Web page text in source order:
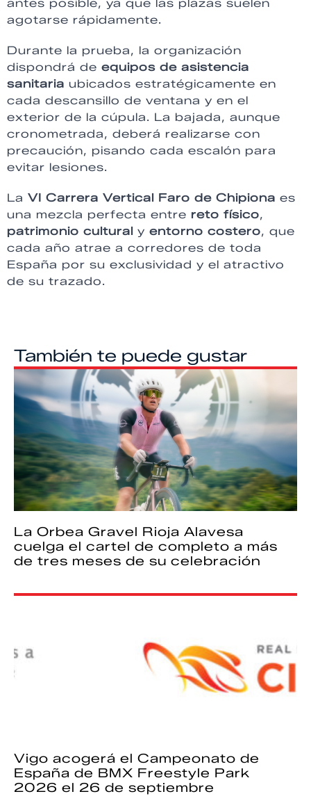
antes posible, ya que las plazas suelen
agotarse rápidamente.
Durante la prueba, la organización
dispondrá de equipos de asistencia
sanitaria ubicados estratégicamente en
cada descansillo de ventana y en el
exterior de la cúpula. La bajada, aunque
cronometrada, deberá realizarse con
precaución, pisando cada escalón para
evitar lesiones.
La VI Carrera Vertical Faro de Chipiona es
una mezcla perfecta entre reto físico,
patrimonio cultural y entorno costero, que
cada año atrae a corredores de toda
España por su exclusividad y el atractivo
de su trazado.
También te puede gustar
La Orbea Gravel Rioja Alavesa
cuelga el cartel de completo a más
de tres meses de su celebración
Vigo acogerá el Campeonato de
España de BMX Freestyle Park
2026 el 26 de septiembre